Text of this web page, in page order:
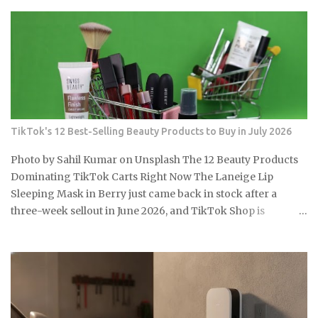
Price Range Above $70,000 Above $70,000 Note: Q1 2026
operating loss estimated by subtracting the $506M non-
operating gain from the $416M reported net loss. Source:
Article data. Source: Article data: Lucid Motors quarterly
financials U.S. EV sales fell 27% year over year in Q1 2026 the
moment federal tax credits were removed, yet the thematic
ETFs built around the clean energy transition were priced
as though that policy support was per...
TikTok's 12 Best-Selling Beauty Products to Buy in July 2026
Photo by Sahil Kumar on Unsplash The 12 Beauty Products
Dominating TikTok Carts Right Now The Laneige Lip
Sleeping Mask in Berry just came back in stock after a
three-week sellout in June 2026, and TikTok Shop is
closes and shelves tighten up again? e.l.f. Cosmetics Halo
Glow Liquid Filter , around $13, a buildable complexion
product with no SPF that drives some of the most consistent